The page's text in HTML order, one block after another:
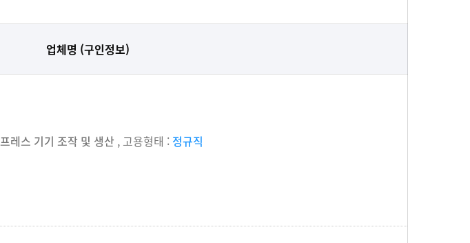
업체명 (구인정보)
프레스 기기 조작 및 생산 , 고용형태 : 정규직